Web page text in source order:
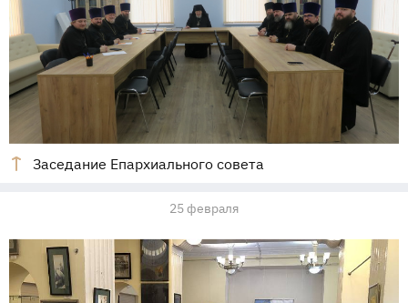
Заседание Епархиального совета
25 февраля